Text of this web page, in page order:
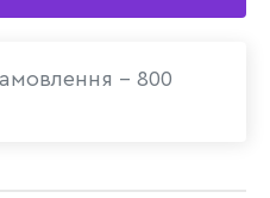
- 800